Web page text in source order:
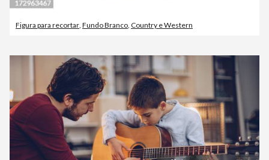
Figura para recortar, Fundo Branco, Country e Western